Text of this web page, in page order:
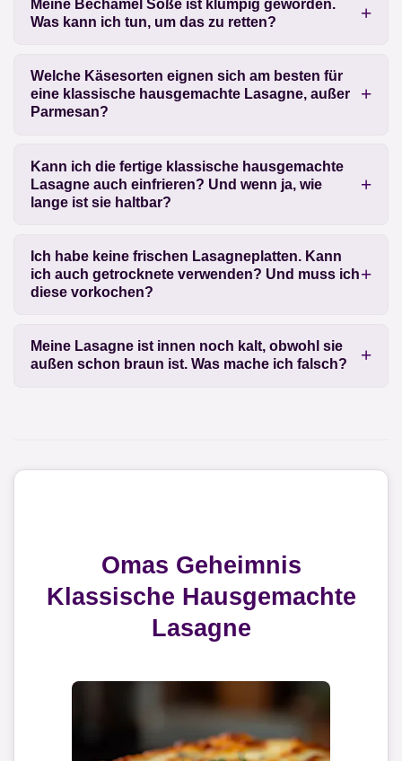
Meine Béchamel Soße ist klumpig geworden.
Was kann ich tun, um das zu retten?
Welche Käsesorten eignen sich am besten für
eine klassische hausgemachte Lasagne, außer
Parmesan?
Kann ich die fertige klassische hausgemachte
Lasagne auch einfrieren? Und wenn ja, wie
lange ist sie haltbar?
Ich habe keine frischen Lasagneplatten. Kann
ich auch getrocknete verwenden? Und muss ich
diese vorkochen?
Meine Lasagne ist innen noch kalt, obwohl sie
außen schon braun ist. Was mache ich falsch?
Omas Geheimnis
Klassische Hausgemachte
Lasagne